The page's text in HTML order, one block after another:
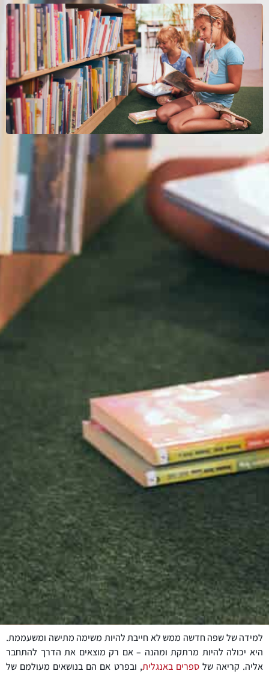
למידה של שפה חדשה ממש לא חייבת להיות משימה מתישה ומשעממת.
היא יכולה להיות מרתקת ומהנה – אם רק מוצאים את הדרך להתחבר
אליה. קריאה שלספרים באנגלית, ובפרט אם הם בנושאים מעולמם של